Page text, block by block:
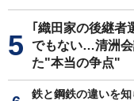
｢織田家の後継者
でもない…清洲会
た"本当の争点"
鉄と鋼鉄の違いを